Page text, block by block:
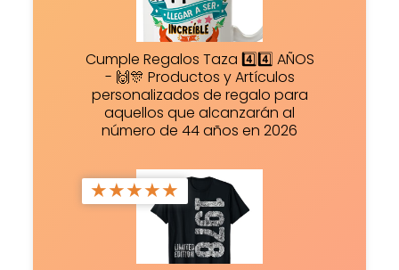
Cumple Regalos Taza 4️⃣4️⃣ AÑOS
- 🙌🎊 Productos y Artículos
personalizados de regalo para
aquellos que alcanzarán al
número de 44 años en 2026
★★★★★